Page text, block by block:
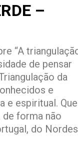
–
“A
de pensar
da
e
e espiritual. Que
forma não
do